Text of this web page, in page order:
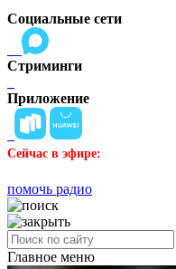
Социальные сети
Стриминги
Приложение
Сейчас в эфире:
помочь радио
Главное меню